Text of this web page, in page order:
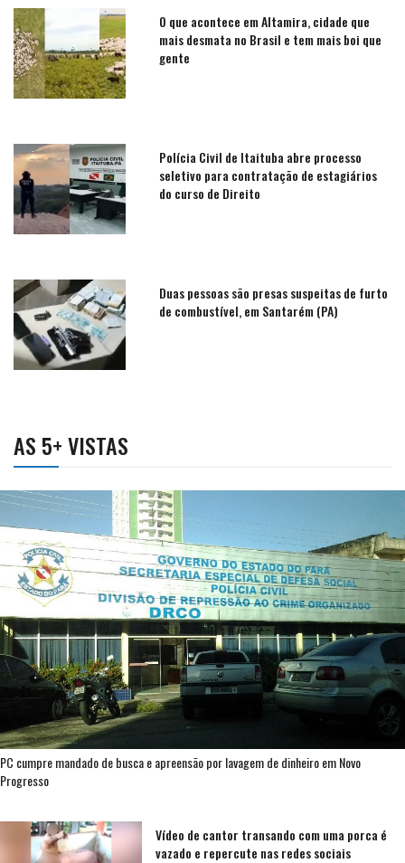
O que acontece em Altamira, cidade que
mais desmata no Brasil e tem mais boi que
gente
Polícia Civil de Itaituba abre processo
seletivo para contratação de estagiários
do curso de Direito
Duas pessoas são presas suspeitas de furto
de combustível, em Santarém (PA)
AS 5+ VISTAS
PC cumpre mandado de busca e apreensão por lavagem de dinheiro em Novo
Progresso
Vídeo de cantor transando com uma porca é
vazado e repercute nas redes sociais